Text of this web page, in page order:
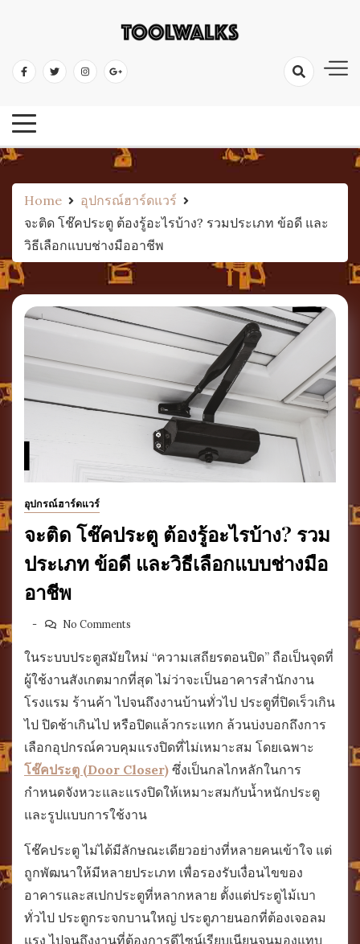
เครื่องมือช่าง เครื่องมือช่างไม้
Home
อุปกรณ์ฮาร์ดแวร์
จะติด โช๊คประตู ต้องรู้อะไรบ้าง? รวมประเภท ข้อดี และ
วิธีเลือกแบบช่างมืออาชีพ
อุปกรณ์ฮาร์ดแวร์
จะติด โช๊คประตู ต้องรู้อะไรบ้าง? รวม
ประเภท ข้อดี และวิธีเลือกแบบช่างมือ
อาชีพ
No Comments
ในระบบประตูสมัยใหม่ “ความเสถียรตอนปิด” ถือเป็นจุดที่
ผู้ใช้งานสังเกตมากที่สุด ไม่ว่าจะเป็นอาคารสำนักงาน
โรงแรม ร้านค้า ไปจนถึงงานบ้านทั่วไป ประตูที่ปิดเร็วเกิน
ไป ปิดช้าเกินไป หรือปิดแล้วกระแทก ล้วนบ่งบอกถึงการ
เลือกอุปกรณ์ควบคุมแรงปิดที่ไม่เหมาะสม โดยเฉพาะ
โช๊คประตู (Door Closer) ซึ่งเป็นกลไกหลักในการ
กำหนดจังหวะและแรงปิดให้เหมาะสมกับน้ำหนักประตู
และรูปแบบการใช้งาน
โช๊คประตู ไม่ได้มีลักษณะเดียวอย่างที่หลายคนเข้าใจ แต่
ถูกพัฒนาให้มีหลายประเภท เพื่อรองรับเงื่อนไขของ
อาคารและสเปกประตูที่หลากหลาย ตั้งแต่ประตูไม้เบา
ทั่วไป ประตูกระจกบานใหญ่ ประตูภายนอกที่ต้องเจอลม
แรง ไปจนถึงงานที่ต้องการดีไซน์เรียบเนียนจนมองแทบ